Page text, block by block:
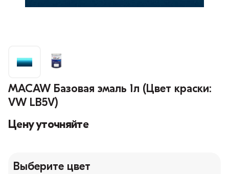
MACAW Базовая эмаль 1л (Цвет краски:
VW LB5V)
Цену уточняйте
Выберите цвет